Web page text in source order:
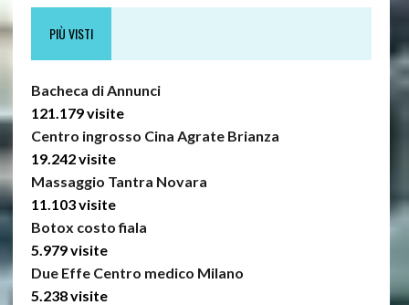
PIÙ VISTI
Bacheca di Annunci
121.179 visite
Centro ingrosso Cina Agrate Brianza
19.242 visite
Massaggio Tantra Novara
11.103 visite
Botox costo fiala
5.979 visite
Due Effe Centro medico Milano
5.238 visite